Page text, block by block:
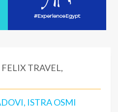
TRAVEL,
ISTRA OSMI